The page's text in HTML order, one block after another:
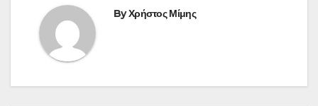
ByΧρήστος Μίμης